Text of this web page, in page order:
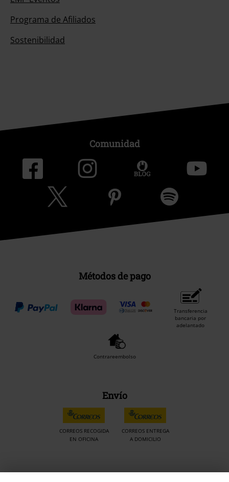
Programa de Afiliados
Sostenibilidad
Comunidad
Métodos de pago
Transferencia
bancaria por
adelantado
Contrareembolso
Envío
CORREOS RECOGIDA
EN OFICINA
CORREOS ENTREGA
A DOMICILIO